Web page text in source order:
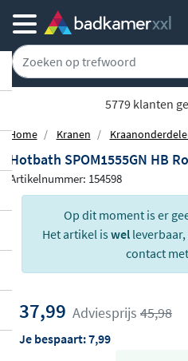
5779 klanten
Home Kranen
Hotbath SPOM1555GN HB
Artikelnummer: 154598
Op dit moment is er
Het artikel is wel
contact
37,99 Adviesprijs 45,98
Je bespaart:7,99